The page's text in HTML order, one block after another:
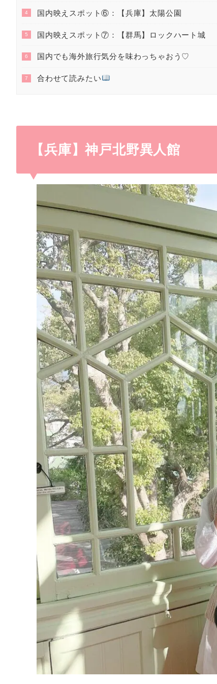
4 国内映えスポット⑥：【兵庫】太陽公園
5 国内映えスポット⑦：【群馬】ロックハート城
6 国内でも海外旅行気分を味わっちゃおう♡
7 合わせて読みたい
【兵庫】神戸北野異人館